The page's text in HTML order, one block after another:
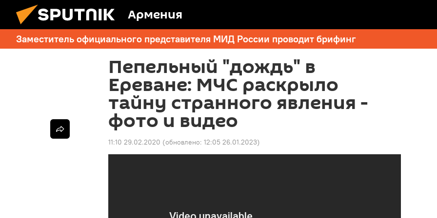
Армения
Заместитель официального представителя МИД России проводит брифинг
Пепельный "дождь" в
Ереване: МЧС раскрыло
тайну странного явления -
фото и видео
11:10 29.02.2020 (обновлено: 12:05 26.01.2023)